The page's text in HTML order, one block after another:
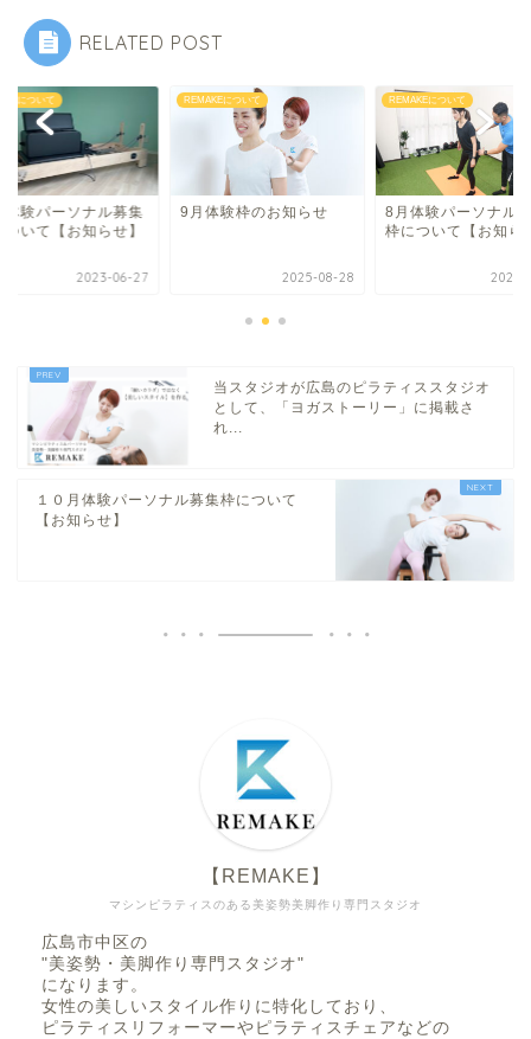
RELATED POST
について
体験パーソナル募集
ついて【お知らせ】
2023-06-27
REMAKEについて
9月体験枠のお知らせ
2025-08-28
REMAKEについて
8月体験パーソナル
枠について【お知ら
2021-
当スタジオが広島のピラティススタジオ
として、「ヨガストーリー」に掲載さ
れ...
１０月体験パーソナル募集枠について
【お知らせ】
マシンピラティスのある美姿勢美脚作り専門スタジオ
【REMAKE】
広島市中区の
"美姿勢・美脚作り専門スタジオ"
になります。
女性の美しいスタイル作りに特化しており、
ピラティスリフォーマーやピラティスチェアなどの